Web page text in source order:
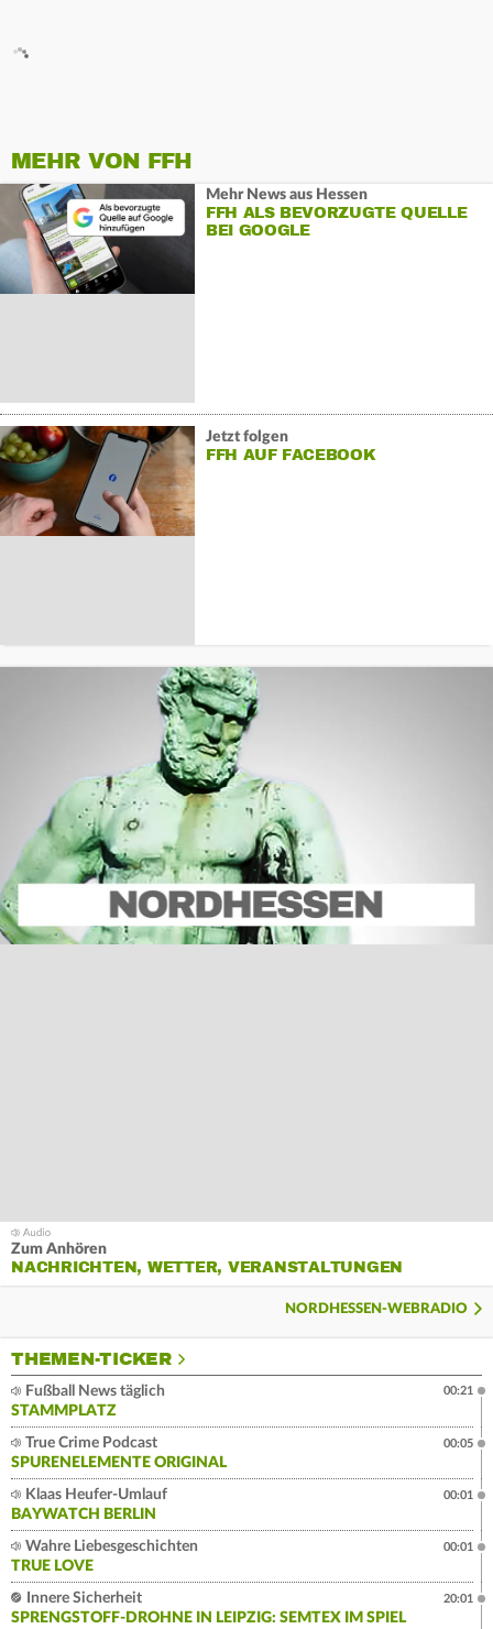
MEHR VON FFH
Mehr News aus Hessen
FFH ALS BEVORZUGTE QUELLE
BEI GOOGLE
Jetzt folgen
FFH AUF FACEBOOK
Zum Anhören
NACHRICHTEN, WETTER, VERANSTALTUNGEN
NORDHESSEN-WEBRADIO
THEMEN-TICKER
Fußball News täglich
STAMMPLATZ
00:21
True Crime Podcast
SPURENELEMENTE ORIGINAL
00:05
Klaas Heufer-Umlauf
BAYWATCH BERLIN
00:01
Wahre Liebesgeschichten
TRUE LOVE
00:01
Innere Sicherheit
SPRENGSTOFF-DROHNE IN LEIPZIG: SEMTEX IM SPIEL
20:01